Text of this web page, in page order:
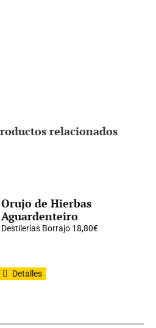
relacionados
Orujo de Hierbas
Aguardenteiro
Destilerías Borrajo 18,80€
Detalles